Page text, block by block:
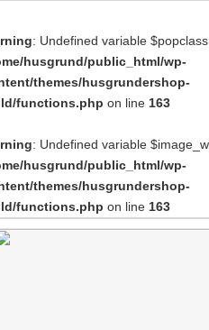
: Undefined variable
husgrund/public_html/wp-
themes/husgrundershop-
functions.php on line 163
: Undefined variable
husgrund/public_html/wp-
themes/husgrundershop-
functions.php on line 163